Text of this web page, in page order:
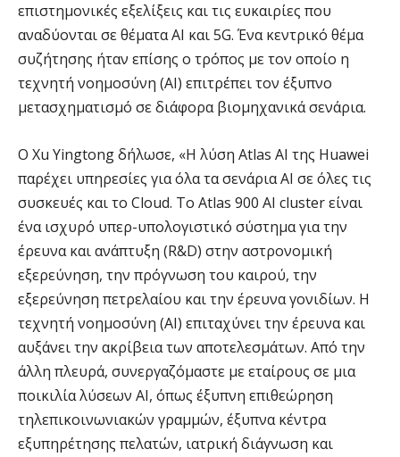
επιστημονικές εξελίξεις και τις ευκαιρίες που
αναδύονται σε θέματα AI και 5G. Ένα κεντρικό θέμα
συζήτησης ήταν επίσης ο τρόπος με τον οποίο η
τεχνητή νοημοσύνη (AI) επιτρέπει τον έξυπνο
μετασχηματισμό σε διάφορα βιομηχανικά σενάρια.
Ο Xu Yingtong δήλωσε, «Η λύση Atlas AI της Huawei
παρέχει υπηρεσίες για όλα τα σενάρια AI σε όλες τις
συσκευές και το Cloud. Το Atlas 900 AI cluster είναι
ένα ισχυρό υπερ-υπολογιστικό σύστημα για την
έρευνα και ανάπτυξη (R&D) στην αστρονομική
εξερεύνηση, την πρόγνωση του καιρού, την
εξερεύνηση πετρελαίου και την έρευνα γονιδίων. H
τεχνητή νοημοσύνη (ΑΙ) επιταχύνει την έρευνα και
αυξάνει την ακρίβεια των αποτελεσμάτων. Από την
άλλη πλευρά, συνεργαζόμαστε με εταίρους σε μια
ποικιλία λύσεων AI, όπως έξυπνη επιθεώρηση
τηλεπικοινωνιακών γραμμών, έξυπνα κέντρα
εξυπηρέτησης πελατών, ιατρική διάγνωση και